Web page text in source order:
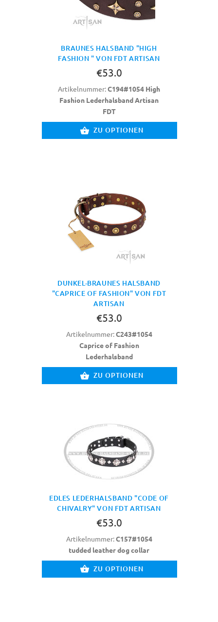
BRAUNES HALSBAND "HIGH
FASHION " VON FDT ARTISAN
€53.0
Artikelnummer:C194#1054 High
Fashion Lederhalsband Artisan
FDT
ZU OPTIONEN
DUNKEL-BRAUNES HALSBAND
"CAPRICE OF FASHION" VON FDT
ARTISAN
€53.0
Artikelnummer:C243#1054
Caprice of Fashion
Lederhalsband
ZU OPTIONEN
EDLES LEDERHALSBAND "CODE OF
CHIVALRY" VON FDT ARTISAN
€53.0
Artikelnummer:C157#1054
tudded leather dog collar
ZU OPTIONEN